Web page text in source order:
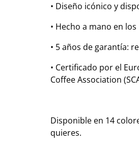
• Diseño icónico y
• Hecho a mano en
• 5 años de garantía:
• Certificado por el
Coffee Association
Disponible en 14
quieres.